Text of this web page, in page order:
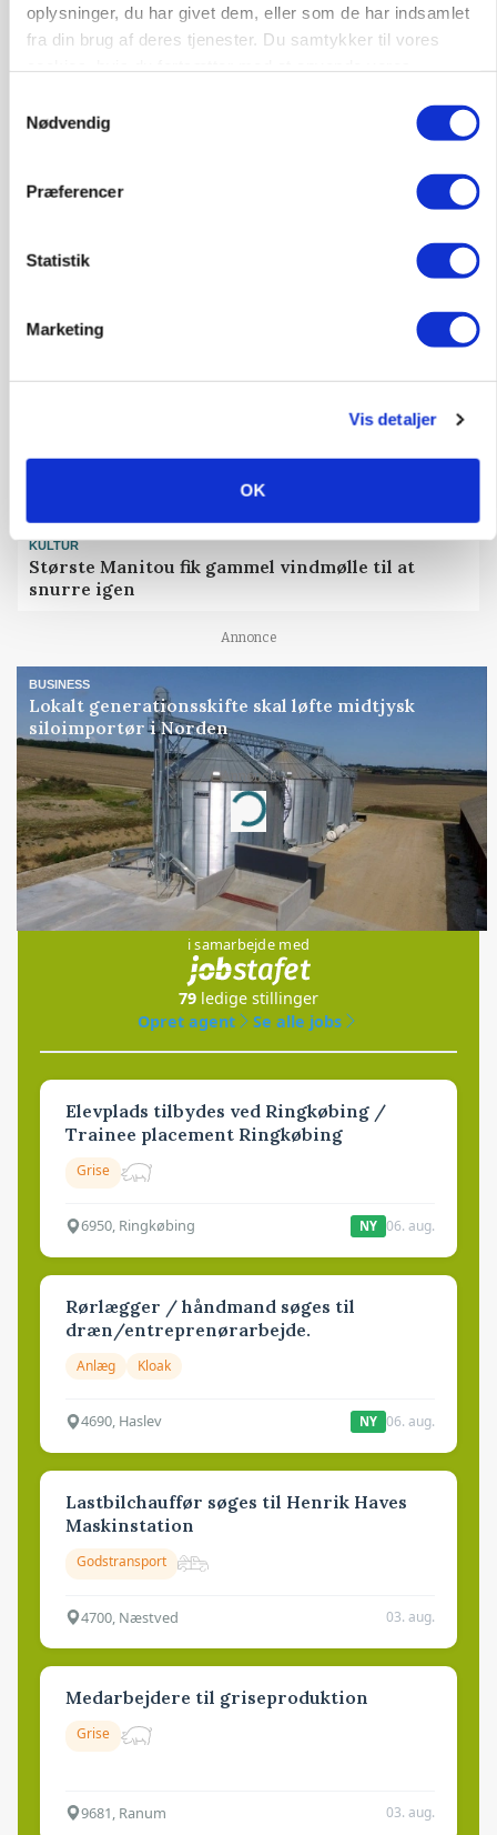
oplysninger, du har givet dem, eller som de har indsamlet
fra din brug af deres tjenester. Du samtykker til vores
Nødvendig
Præferencer
Statistik
Marketing
Vis detaljer
OK
Høstpres kan sænke hvedeprisen yderligere
KULTUR
Største Manitou fik gammel vindmølle til at
snurre igen
Annonce
BUSINESS
Lokalt generationsskifte skal løfte midtjysk
siloimportør i Norden
Annonce
Loading...
Jobs
i samarbejde med
79 ledige stillinger
Opret agent
Se alle jobs
Elevplads tilbydes ved Ringkøbing /
Trainee placement Ringkøbing
Grise
6950, Ringkøbing NY 06. aug.
Rørlægger / håndmand søges til
dræn/entreprenørarbejde.
Anlæg Kloak
4690, Haslev NY 06. aug.
Lastbilchauffør søges til Henrik Haves
Maskinstation
Godstransport
4700, Næstved 03. aug.
Medarbejdere til griseproduktion
Grise
9681, Ranum 03. aug.